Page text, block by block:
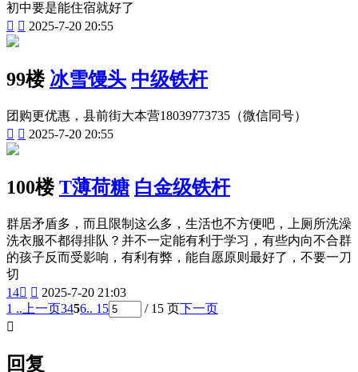
初中要是能住宿就好了
  2025-7-20 20:55
99楼 冰雪馒头 中级铁杆
团购更优惠，县前街大本营18039773735（微信同号）
  2025-7-20 20:55
100楼 T薄荷糖 白金级铁杆
群居矛盾多，而且限制这么多，生活也不方便吧，上厕所洗澡
洗衣服不都得排队？并不一定能有利于学习，有些内向不合群
的孩子反而受影响，有利有弊，能自愿原则最好了，不要一刀
切
14  2025-7-20 21:03
1 .. 上一页3456.. 15 / 15 页下一页

回复